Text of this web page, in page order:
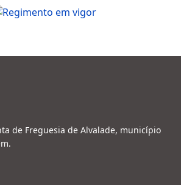
de Freguesia de Alvalade, município